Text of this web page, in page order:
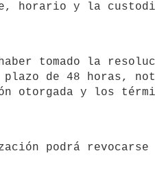
plazo de 48 horas,